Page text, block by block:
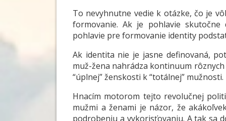
To nevyhnutne vedie k otázke, čo je
formovanie. Ak je pohlavie
pohlavie pre formovanie identity
Ak identita nie je jasne definovaná,
muž-žena nahrádza kontinuum
“úplnej” ženskosti k “totálnej” mužnosti.
Hnacím motorom tejto revolučnej
mužmi a ženami je názor, že
podrobeniu a vykorisťovaniu. A tak sa